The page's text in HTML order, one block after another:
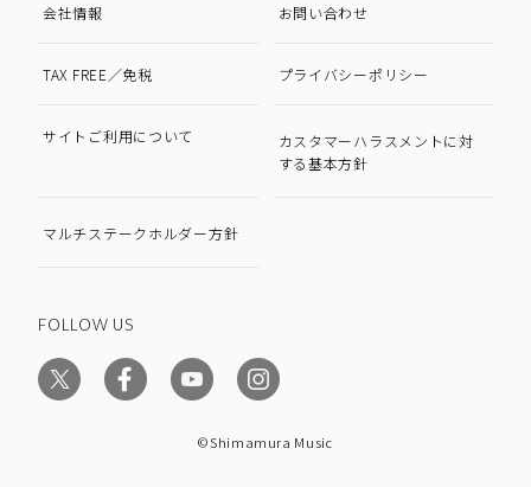
会社情報 お問い合わせ
TAX FREE／免税 プライバシーポリシー
サイトご利用について
カスタマーハラスメントに対
する基本方針
マルチステークホルダー方針
FOLLOW US
©Shimamura Music